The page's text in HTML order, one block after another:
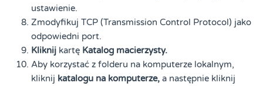
ustawienie.
Zmodyfikuj TCP (Transmission Control Protocol) jako
odpowiedni port.
Kliknij kartę Katalog macierzysty.
Aby korzystać z folderu na komputerze lokalnym,
kliknij katalogu na komputerze, a następnie kliknij